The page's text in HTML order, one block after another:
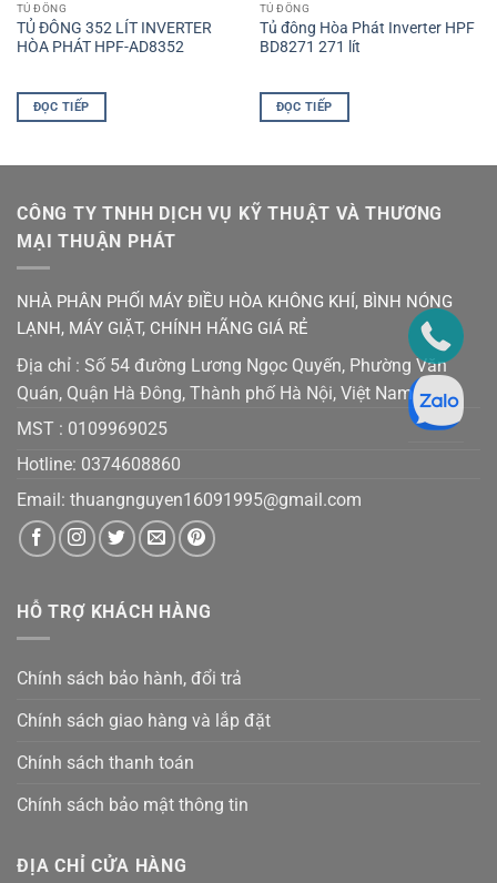
TỦ ĐÔNG
TỦ ĐÔNG 352 LÍT INVERTER
HÒA PHÁT HPF-AD8352
ĐỌC TIẾP
TỦ ĐÔNG
Tủ đông Hòa Phát Inverter HPF
BD8271 271 lít
ĐỌC TIẾP
CÔNG TY TNHH DỊCH VỤ KỸ THUẬT VÀ THƯƠNG
MẠI THUẬN PHÁT
NHÀ PHÂN PHỐI MÁY ĐIỀU HÒA KHÔNG KHÍ, BÌNH NÓNG
LẠNH, MÁY GIẶT, CHÍNH HÃNG GIÁ RẺ
Địa chỉ : Số 54 đường Lương Ngọc Quyến, Phường Văn
Quán, Quận Hà Đông, Thành phố Hà Nội, Việt Nam
MST : 0109969025
Hotline: 0374608860
Email: thuangnguyen16091995@gmail.com
HỖ TRỢ KHÁCH HÀNG
Chính sách bảo hành, đổi trả
Chính sách giao hàng và lắp đặt
Chính sách thanh toán
Chính sách bảo mật thông tin
ĐỊA CHỈ CỬA HÀNG